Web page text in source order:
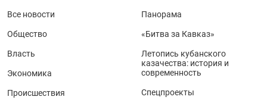
Все новости
Общество
Власть
Экономика
Происшествия
Панорама
«Битва за Кавказ»
Летопись кубанского
казачества: история и
современность
Спецпроекты